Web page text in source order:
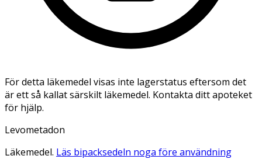
För detta läkemedel visas inte lagerstatus eftersom det
är ett så kallat särskilt läkemedel. Kontakta ditt apoteket
för hjälp.
Levometadon
Läkemedel. Läs bipacksedeln noga före användning